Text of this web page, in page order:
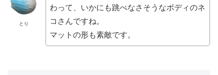
とり
わって、いかにも跳べなさそうなボディのネ
コさんですね。
マットの形も素敵です。